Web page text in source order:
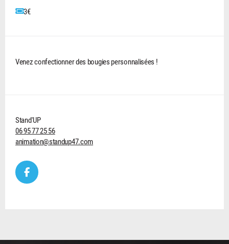
3€
Venez confectionner des bougies personnalisées !
Stand'UP
06 95 77 25 56
animation@standup47.com